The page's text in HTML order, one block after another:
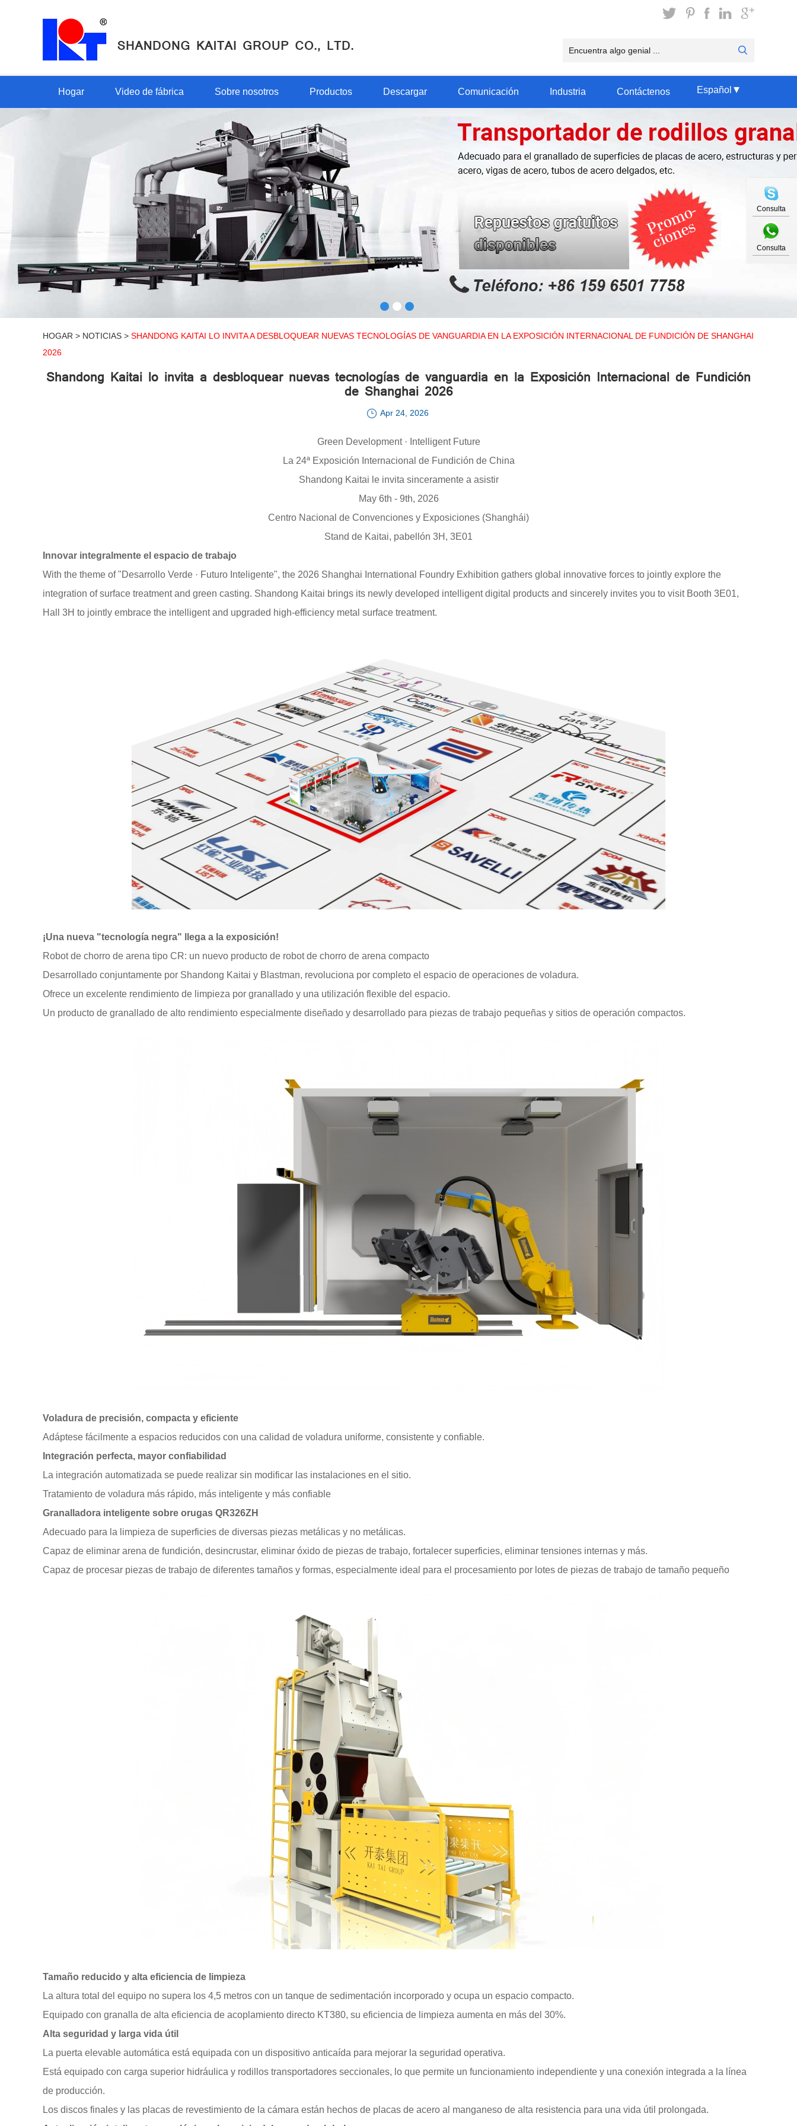
Hogar Video de fábrica Sobre nosotros Productos Descargar Comunicación Industria Contáctenos Español ▾
HOGAR > NOTICIAS > SHANDONG KAITAI LO INVITA A DESBLOQUEAR NUEVAS TECNOLOGÍAS DE VANGUARDIA EN LA EXPOSICIÓN INTERNACIONAL DE FUNDICIÓN DE SHANGHAI
2026
Shandong Kaitai lo invita a desbloquear nuevas tecnologías de vanguardia en la Exposición Internacional de Fundición
de Shanghai 2026
Apr 24, 2026
Green Development · Intelligent Future
La 24ª Exposición Internacional de Fundición de China
Shandong Kaitai le invita sinceramente a asistir
May 6th - 9th, 2026
Centro Nacional de Convenciones y Exposiciones (Shanghái)
Stand de Kaitai, pabellón 3H, 3E01
Innovar integralmente el espacio de trabajo
With the theme of "Desarrollo Verde · Futuro Inteligente", the 2026 Shanghai International Foundry Exhibition gathers global innovative forces to jointly explore the
integration of surface treatment and green casting. Shandong Kaitai brings its newly developed intelligent digital products and sincerely invites you to visit Booth 3E01,
Hall 3H to jointly embrace the intelligent and upgraded high-efficiency metal surface treatment.
¡Una nueva "tecnología negra" llega a la exposición!
Robot de chorro de arena tipo CR: un nuevo producto de robot de chorro de arena compacto
Desarrollado conjuntamente por Shandong Kaitai y Blastman, revoluciona por completo el espacio de operaciones de voladura.
Ofrece un excelente rendimiento de limpieza por granallado y una utilización flexible del espacio.
Un producto de granallado de alto rendimiento especialmente diseñado y desarrollado para piezas de trabajo pequeñas y sitios de operación compactos.
Voladura de precisión, compacta y eficiente
Adáptese fácilmente a espacios reducidos con una calidad de voladura uniforme, consistente y confiable.
Integración perfecta, mayor confiabilidad
La integración automatizada se puede realizar sin modificar las instalaciones en el sitio.
Tratamiento de voladura más rápido, más inteligente y más confiable
Granalladora inteligente sobre orugas QR326ZH
Adecuado para la limpieza de superficies de diversas piezas metálicas y no metálicas.
Capaz de eliminar arena de fundición, desincrustar, eliminar óxido de piezas de trabajo, fortalecer superficies, eliminar tensiones internas y más.
Capaz de procesar piezas de trabajo de diferentes tamaños y formas, especialmente ideal para el procesamiento por lotes de piezas de trabajo de tamaño pequeño
Tamaño reducido y alta eficiencia de limpieza
La altura total del equipo no supera los 4,5 metros con un tanque de sedimentación incorporado y ocupa un espacio compacto.
Equipado con granalla de alta eficiencia de acoplamiento directo KT380, su eficiencia de limpieza aumenta en más del 30%.
Alta seguridad y larga vida útil
La puerta elevable automática está equipada con un dispositivo anticaída para mejorar la seguridad operativa.
Está equipado con carga superior hidráulica y rodillos transportadores seccionales, lo que permite un funcionamiento independiente y una conexión integrada a la línea
de producción.
Los discos finales y las placas de revestimiento de la cámara están hechos de placas de acero al manganeso de alta resistencia para una vida útil prolongada.
Consulta
Consulta